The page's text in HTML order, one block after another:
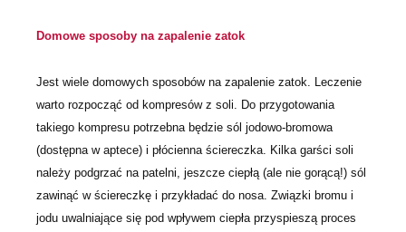
Domowe sposoby na zapalenie zatok
Jest wiele domowych sposobów na zapalenie zatok. Leczenie
warto rozpocząć od kompresów z soli. Do przygotowania
takiego kompresu potrzebna będzie sól jodowo-bromowa
(dostępna w aptece) i płócienna ściereczka. Kilka garści soli
należy podgrzać na patelni, jeszcze ciepłą (ale nie gorącą!) sól
zawinąć w ściereczkę i przykładać do nosa. Związki bromu i
jodu uwalniające się pod wpływem ciepła przyspieszą proces